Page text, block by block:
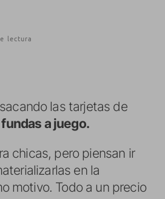
lectura
las tarjetas de
a juego.
chicas, pero piensan ir
en la
motivo. Todo a un precio